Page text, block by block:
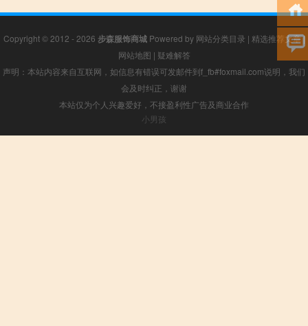
Copyright © 2012 - 2026 步森服饰商城Powered by 网站分类目录 | 精选推荐文章|
网站地图 | 疑难解答
声明：本站内容来自互联网，如信息有错误可发邮件到f_fb#foxmail.com说明，我们
会及时纠正，谢谢
本站仅为个人兴趣爱好，不接盈利性广告及商业合作
小男孩